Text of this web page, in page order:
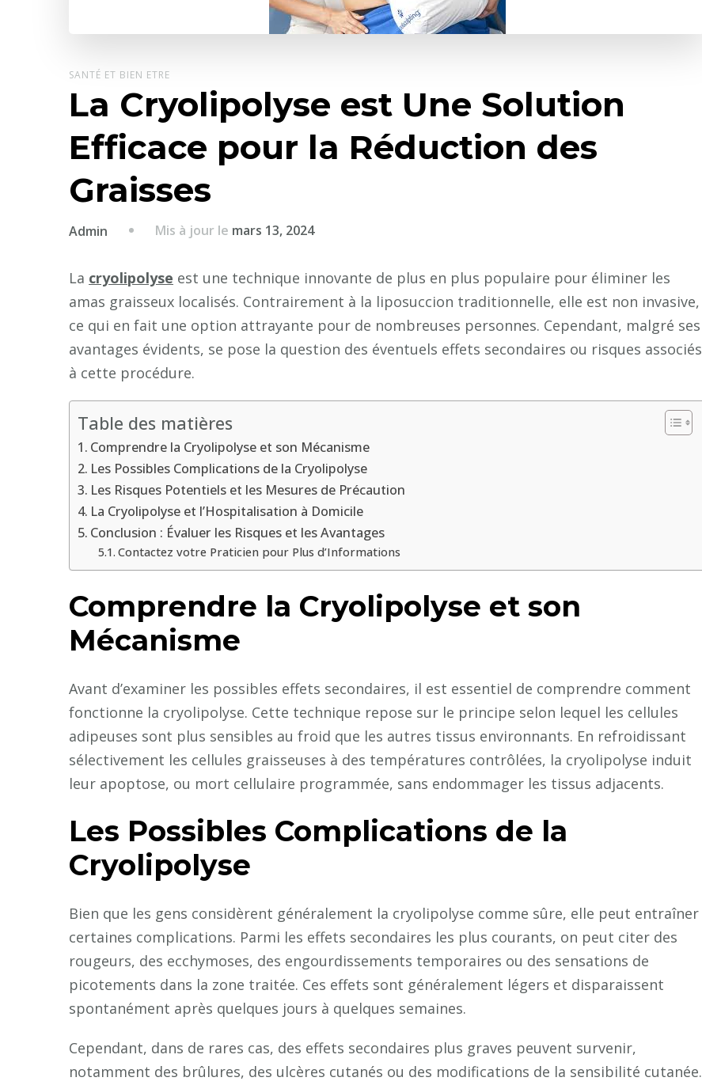
SANTÉ ET BIEN ETRE
La Cryolipolyse est Une Solution
Efficace pour la Réduction des
Graisses
Admin Mis à jour le mars 13, 2024
La cryolipolyse est une technique innovante de plus en plus populaire pour éliminer les
amas graisseux localisés. Contrairement à la liposuccion traditionnelle, elle est non invasive,
ce qui en fait une option attrayante pour de nombreuses personnes. Cependant, malgré ses
avantages évidents, se pose la question des éventuels effets secondaires ou risques associés
à cette procédure.
Table des matières
Comprendre la Cryolipolyse et son Mécanisme
Les Possibles Complications de la Cryolipolyse
Les Risques Potentiels et les Mesures de Précaution
La Cryolipolyse et l’Hospitalisation à Domicile
Conclusion : Évaluer les Risques et les Avantages
Contactez votre Praticien pour Plus d’Informations
Comprendre la Cryolipolyse et son
Mécanisme
Avant d’examiner les possibles effets secondaires, il est essentiel de comprendre comment
fonctionne la cryolipolyse. Cette technique repose sur le principe selon lequel les cellules
adipeuses sont plus sensibles au froid que les autres tissus environnants. En refroidissant
sélectivement les cellules graisseuses à des températures contrôlées, la cryolipolyse induit
leur apoptose, ou mort cellulaire programmée, sans endommager les tissus adjacents.
Les Possibles Complications de la
Cryolipolyse
Bien que les gens considèrent généralement la cryolipolyse comme sûre, elle peut entraîner
certaines complications. Parmi les effets secondaires les plus courants, on peut citer des
rougeurs, des ecchymoses, des engourdissements temporaires ou des sensations de
picotements dans la zone traitée. Ces effets sont généralement légers et disparaissent
spontanément après quelques jours à quelques semaines.
Cependant, dans de rares cas, des effets secondaires plus graves peuvent survenir,
notamment des brûlures, des ulcères cutanés ou des modifications de la sensibilité cutanée.